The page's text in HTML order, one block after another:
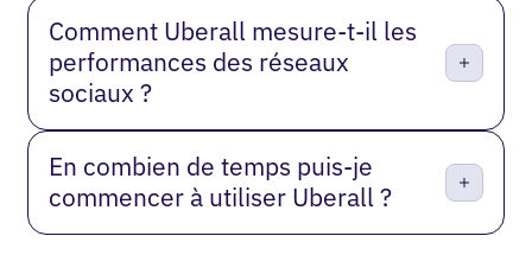
Comment Uberall mesure-t-il les
performances des réseaux
sociaux ?
En combien de temps puis-je
commencer à utiliser Uberall ?